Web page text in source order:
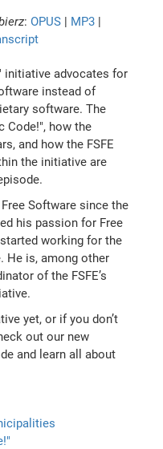
: OPUS | MP3 |
initiative advocates for
instead of
software. The
Code!", how the
and how the FSFE
the initiative are
Software since the
his passion for Free
working for the
He is, among other
of the FSFE’s
yet, or if you don’t
out our new
and learn all about